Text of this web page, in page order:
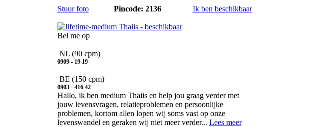
Stuur foto Pincode: 2136
Ik ben beschikbaar
Bel me op
NL (90 cpm)
0909 - 19 19
BE (150 cpm)
0903 - 416 42
Hallo, ik ben medium Thaiis en help jou graag verder met
jouw levensvragen, relatieproblemen en persoonlijke
problemen, kortom allen lopen wij soms vast op onze
levenswandel en geraken wij niet meer verder... Lees meer